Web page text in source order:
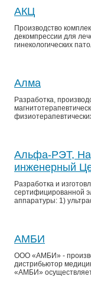
АКЦ
Производство
декомпрессии для
гинекологических
Алма
Разработка,
Альфа-РЭТ,
инженерный
Разработка и
сертифицированной
аппаратуры: 1)
АМБИ
ООО «АМБИ» -
дистрибьютор
«АМБИ»